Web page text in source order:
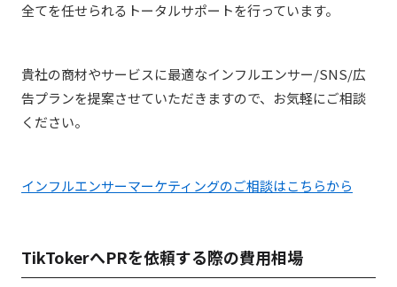
全てを任せられるトータルサポートを行っています。
貴社の商材やサービスに最適なインフルエンサー/SNS/広
告プランを提案させていただきますので、お気軽にご相談
ください。
インフルエンサーマーケティングのご相談はこちらから
TikTokerへPRを依頼する際の費用相場